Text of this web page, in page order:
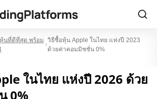
นที่ดีที่สุด พร้อม
วิธีซื้อหุ้น Apple ในไทย แห่งปี 2023
ด้วยค่าคอมมิชชั่น 0%
ในไทย แห่งปี 2026 ด้วย
0%